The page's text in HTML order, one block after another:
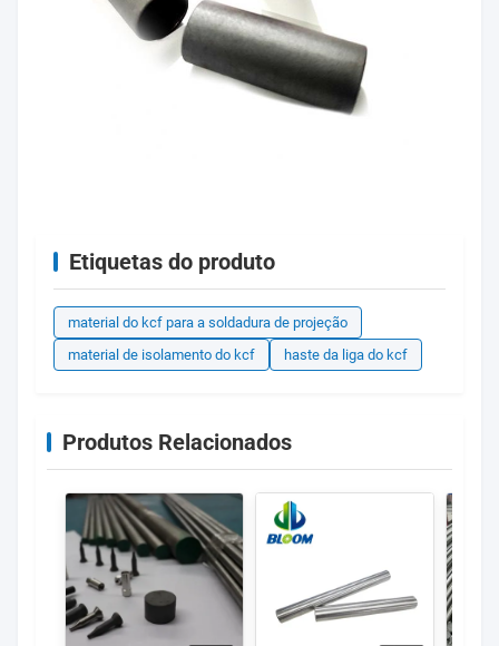
Etiquetas do produto
material do kcf para a soldadura de projeção
material de isolamento do kcf
haste da liga do kcf
Produtos Relacionados